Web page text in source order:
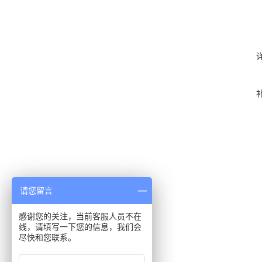
请您留言
感谢您的关注，当前客服人员不在
线，请填写一下您的信息，我们会
尽快和您联系。